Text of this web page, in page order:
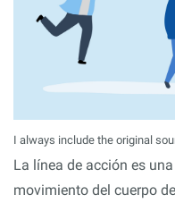
I always include the original
La línea de acción es
movimiento del cuerpo